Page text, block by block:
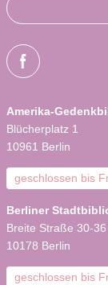
Social-Media
Amerika-
Blücherplatz 1
10961 Berlin
geschlossen bis
Berliner
Breite Straße 30-36
10178 Berlin
geschlossen bis